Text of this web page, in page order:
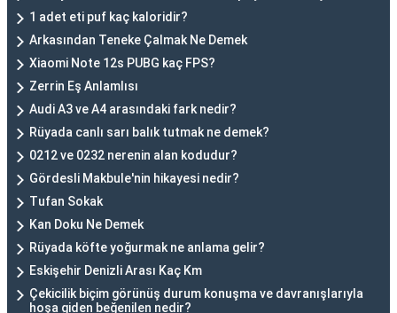
1 adet eti puf kaç kaloridir?
Arkasından Teneke Çalmak Ne Demek
Xiaomi Note 12s PUBG kaç FPS?
Zerrin Eş Anlamlısı
Audi A3 ve A4 arasındaki fark nedir?
Rüyada canlı sarı balık tutmak ne demek?
0212 ve 0232 nerenin alan kodudur?
Gördesli Makbule'nin hikayesi nedir?
Tufan Sokak
Kan Doku Ne Demek
Rüyada köfte yoğurmak ne anlama gelir?
Eskişehir Denizli Arası Kaç Km
Çekicilik biçim görünüş durum konuşma ve davranışlarıyla
hoşa giden beğenilen nedir?